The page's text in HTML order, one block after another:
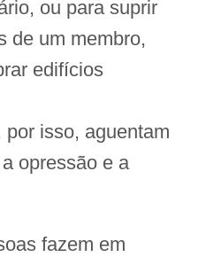
ou para suprir
de um membro,
edifícios
isso, aguentam
opressão e a
fazem em